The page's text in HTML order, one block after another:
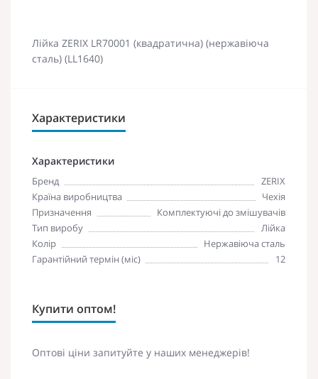
Лійка ZERIX LR70001 (квадратична) (нержавіюча
сталь) (LL1640)
Характеристики
Характеристики
Бренд
ZERIX
Країна виробництва
Чехія
Призначення
Комплектуючі до змішувачів
Тип виробу
Лійка
Колір
Нержавіюча сталь
Гарантійний термін (міс)
12
Купити оптом!
Оптові ціни запитуйте у наших менеджерів!